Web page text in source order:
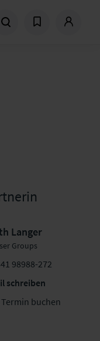
Langer
Groups
98988-272
schreiben
buchen